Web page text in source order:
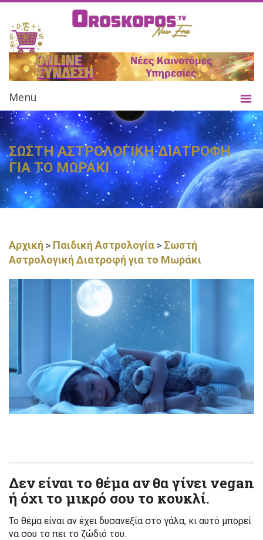
Menu
ΣΩΣΤΗ ΑΣΤΡΟΛΟΓΙΚΗ ΔΙΑΤΡΟΦΗ
ΓΙΑ ΤΟ ΜΩΡΑΚΙ
Αρχική > Παιδική Αστρολογία > Σωστή
Αστρολογική Διατροφή για το Μωράκι
Δεν είναι το θέμα αν θα γίνει vegan
ή όχι το μικρό σου το κουκλί.
Το θέμα είναι αν έχει δυσανεξία στο γάλα, κι αυτό μπορεί
να σου το πει το ζώδιό του.